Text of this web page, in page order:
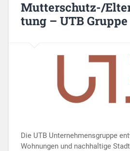
Mutterschutz-/
tung – UTB Gruppe
Die UTB Unternehmensgruppe
Wohnungen und nachhaltige